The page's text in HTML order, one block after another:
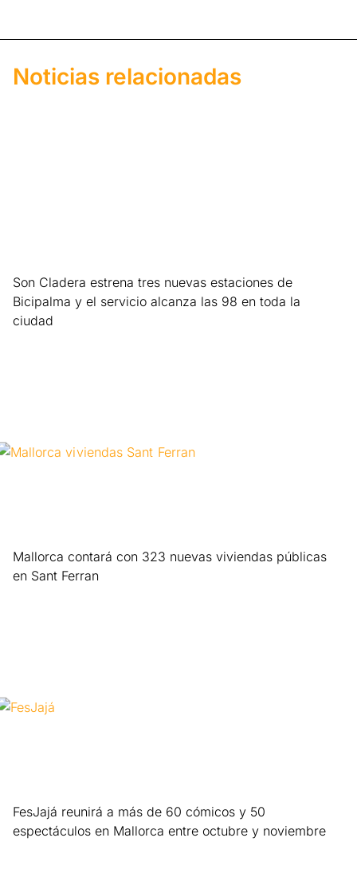
Noticias relacionadas
Son Cladera estrena tres nuevas estaciones de
Bicipalma y el servicio alcanza las 98 en toda la
ciudad
Mallorca contará con 323 nuevas viviendas públicas
en Sant Ferran
FesJajá reunirá a más de 60 cómicos y 50
espectáculos en Mallorca entre octubre y noviembre